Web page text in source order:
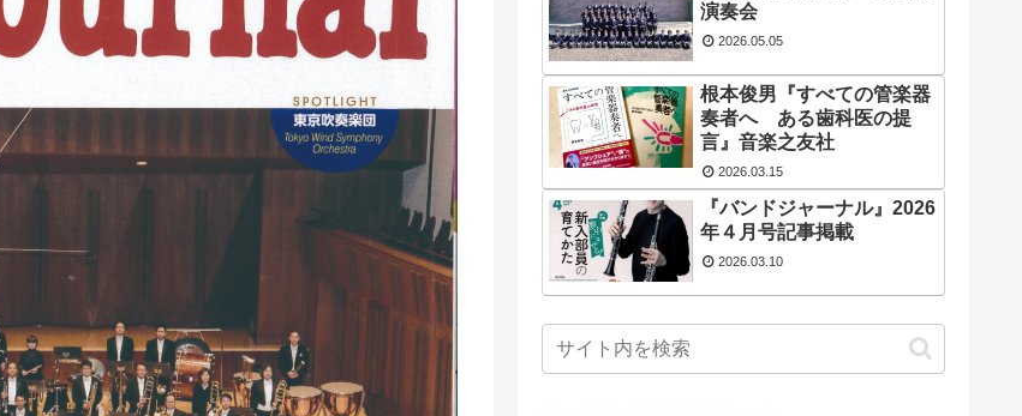
演奏会
2026.05.05
根本俊男『すべての管楽器
奏者へ ある歯科医の提
言』音楽之友社
2026.03.15
『バンドジャーナル』2026
年４月号記事掲載
2026.03.10